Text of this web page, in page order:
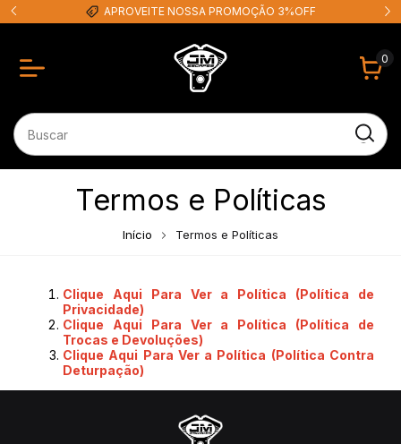
APROVEITE NOSSA PROMOÇÃO 3%OFF
0
Termos e Políticas
Início Termos e Políticas
Clique Aqui Para Ver a Política (Política de
Privacidade)
Clique Aqui Para Ver a Política (Política de
Trocas e Devoluções)
Clique Aqui Para Ver a Política (Política Contra
Deturpação)